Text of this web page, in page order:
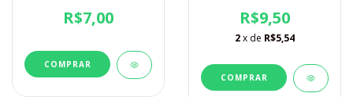
R$7,00 R$9,50
2x de R$5,54